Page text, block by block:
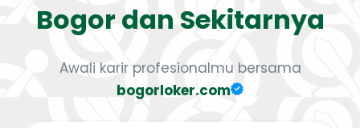
Bogor dan Sekitarnya
Awali karir profesionalmu bersama
bogorloker.com